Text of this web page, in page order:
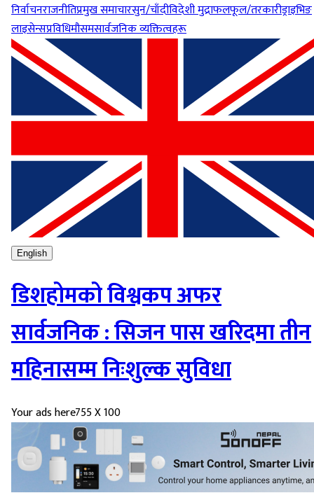
निर्वाचनराजनीतिप्रमुख समाचारसुन/चाँदीविदेशी मुद्राफलफूल/तरकारीड्राइभिङ
लाइसेन्सप्रविधिमौसमसार्वजनिक व्यक्तित्वहरू
English
डिशहोमको विश्वकप अफर
सार्वजनिक : सिजन पास खरिदमा तीन
महिनासम्म निःशुल्क सुविधा
Your ads here755 X 100